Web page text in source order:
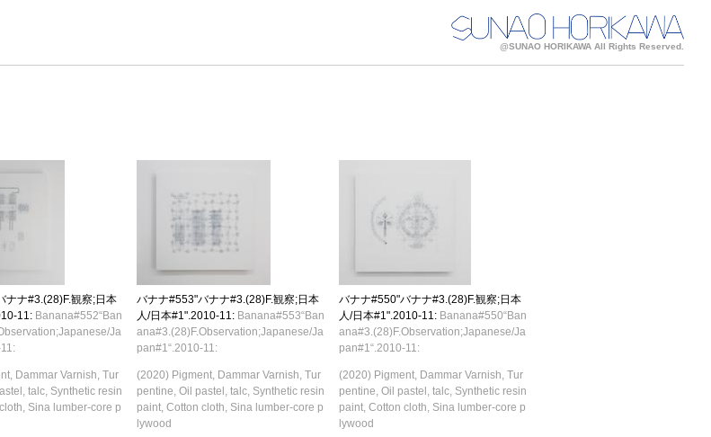
@SUNAO HORIKAWA All Rights Reserved.
ナナ#3.(28)F.観察;日本
11: Banana#552“Ban
Ja
Dammar Varnish, Tur
talc, Synthetic resin
Sina lumber-core p
バナナ#553"バナナ#3.(28)F.観察;日本
人/日本#1".2010-11: Banana#553“Ban
ana#3.(28)F.Observation;Japanese/Ja
pan#1“.2010-11:
(2020) Pigment, Dammar Varnish, Tur
pentine, Oil pastel, talc, Synthetic resin
paint, Cotton cloth, Sina lumber-core p
lywood
バナナ#550"バナナ#3.(28)F.観察;日本
人/日本#1".2010-11: Banana#550“Ban
ana#3.(28)F.Observation;Japanese/Ja
pan#1“.2010-11:
(2020) Pigment, Dammar Varnish, Tur
pentine, Oil pastel, talc, Synthetic resin
paint, Cotton cloth, Sina lumber-core p
lywood